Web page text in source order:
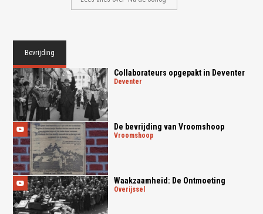
Bevrijding
Collaborateurs opgepakt in Deventer
deventer
De bevrijding van Vroomshoop
vroomshoop
Waakzaamheid: De Ontmoeting
overijssel